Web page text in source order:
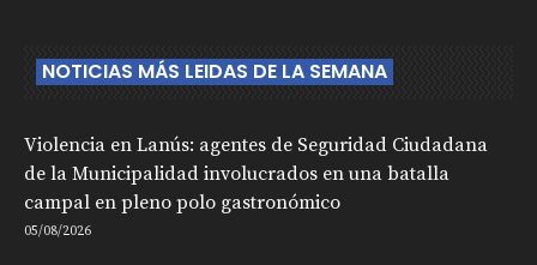
NOTICIAS MÁS LEIDAS DE LA SEMANA
Violencia en Lanús: agentes de Seguridad Ciudadana
de la Municipalidad involucrados en una batalla
campal en pleno polo gastronómico
05/08/2026